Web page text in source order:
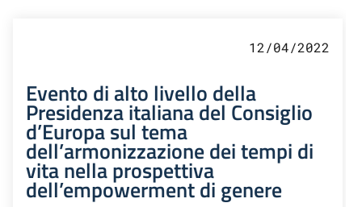
12/04/2022
Evento di alto livello della
Presidenza italiana del Consiglio
d’Europa sul tema
dell’armonizzazione dei tempi di
vita nella prospettiva
dell’empowerment di genere